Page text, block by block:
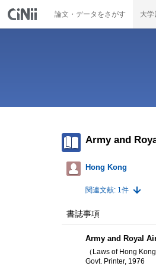
論文・データをさがす 大
Army and
Hong Kong
関連文献: 1件
書誌事項
Army and Royal
（Laws of Hong Kong
Govt. Printer, 1976